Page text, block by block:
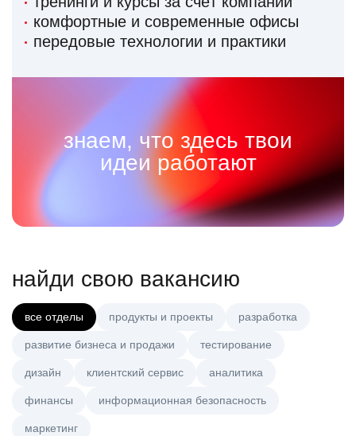
комфортные и современные офисы
передовые технологии и практики
знаем, что здесь твои
идеи работают
найди свою вакансию
все отделы продукты и проекты разработка
развитие бизнеса и продажи тестирование
дизайн клиентский сервис аналитика
финансы информационная безопасность
маркетинг